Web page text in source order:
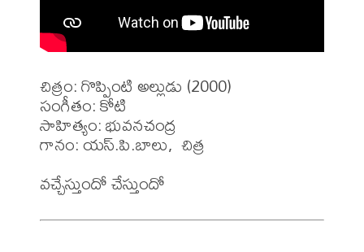
చిత్రం: గొప్పింటి అల్లుడు (2000)
సంగీతం: కోటి
సాహిత్యం: భువనచంద్ర
గానం: యస్.పి.బాలు,  చిత్ర